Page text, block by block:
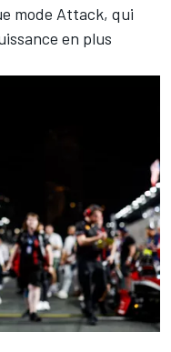
mode Attack, qui
en plus